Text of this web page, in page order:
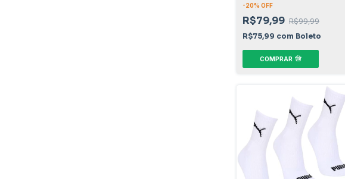
-20% OFF
R$79,99 R$99,99
R$75,99 com Boleto
COMPRAR